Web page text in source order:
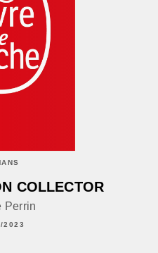
COLLECTOR
Perrin
2023